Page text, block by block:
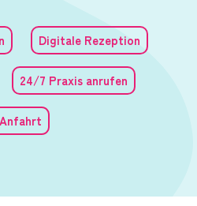
Digitale Rezeption
24/7 Praxis anrufen
Anfahrt